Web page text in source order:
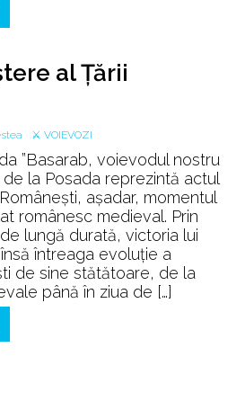
al Ţării
⚔️ VOIEVOZI
”Basarab, voievodul nostru
de la Posada reprezintă actul
aşadar, momentul
românesc medieval. Prin
lungă durată, victoria lui
întreaga evoluţie a
de sine stătătoare, de la
până în ziua de […]